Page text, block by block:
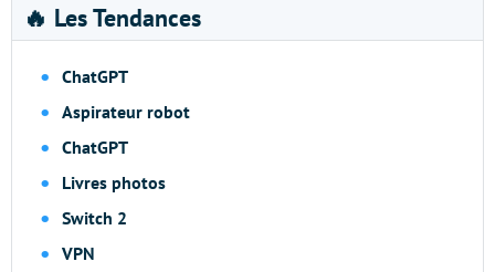
🔥 Les Tendances
ChatGPT
Aspirateur robot
ChatGPT
Livres photos
Switch 2
VPN